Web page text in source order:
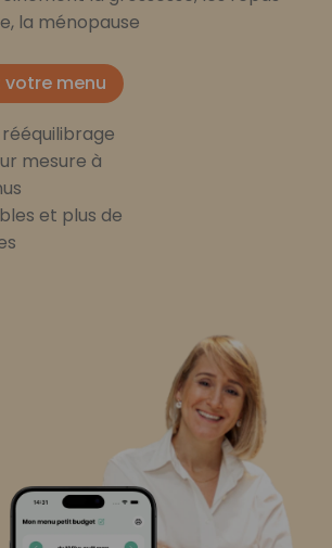
la ménopause
votre menu
mesure à
et plus de